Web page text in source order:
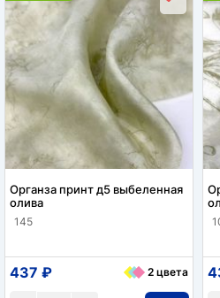
Органза принт д5 выбеленная
олива
145
437 ₽ 2 цвета